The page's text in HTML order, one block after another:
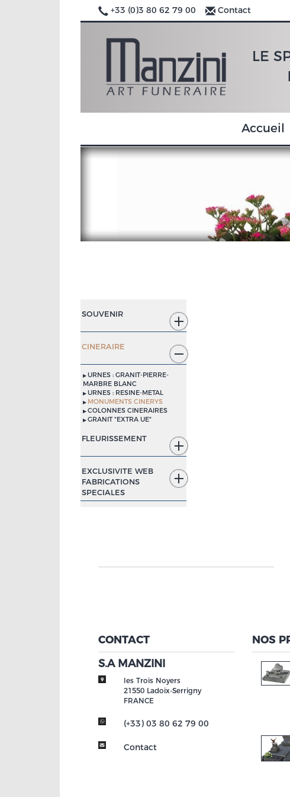
+33 (0)3 80 62 79 00 Contact
LE
Accueil
SOUVENIR
CINERAIRE
URNES : GRANIT-PIERRE-
MARBRE BLANC
URNES : RESINE-METAL
MONUMENTS CINERYS
COLONNES CINERAIRES
GRANIT "EXTRA UE"
FLEURISSEMENT
EXCLUSIVITE WEB
FABRICATIONS
SPECIALES
CONTACT
S.A MANZINI
les Trois Noyers
21550 Ladoix-Serrigny
FRANCE
(+33) 03 80 62 79 00
Contact
NOS